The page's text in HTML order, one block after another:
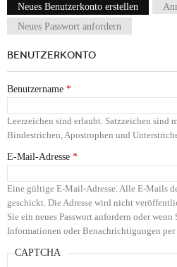
Haupt-Reiter
Neues Benutzerkonto erstellen (aktiver
Neues Passwort anfordern
BENUTZERKONTO
Benutzername *
Leerzeichen sind erlaubt. Satzzeichen sind
Bindestrichen, Apostrophen und
E-Mail-Adresse *
Eine gültige E-Mail-Adresse. Alle E-Mails
geschickt. Die Adresse wird nicht
Sie ein neues Passwort anfordern oder
Informationen oder Benachrichtigungen
CAPTCHA